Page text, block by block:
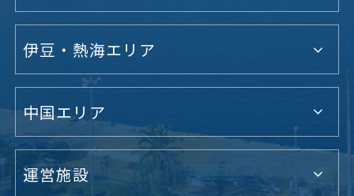
伊豆・熱海エリア
中国エリア
運営施設